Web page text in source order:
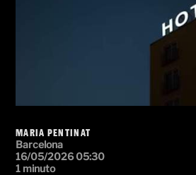
MARIA PENTINAT
Barcelona
16/05/2026 05:30
1 minuto